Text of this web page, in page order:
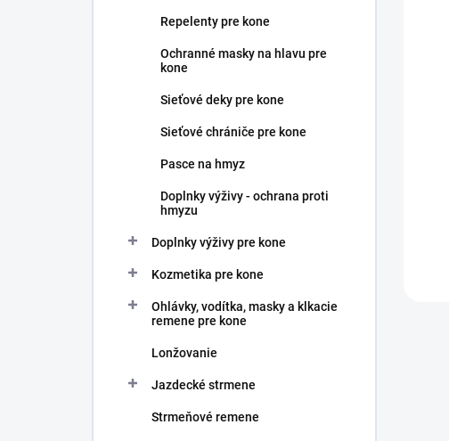
Repelenty pre kone
Ochranné masky na hlavu pre
kone
Sieťové deky pre kone
Sieťové chrániče pre kone
Pasce na hmyz
Doplnky výživy - ochrana proti
hmyzu
Doplnky výživy pre kone
Kozmetika pre kone
Ohlávky, vodítka, masky a klkacie
remene pre kone
Lonžovanie
Jazdecké strmene
Strmeňové remene